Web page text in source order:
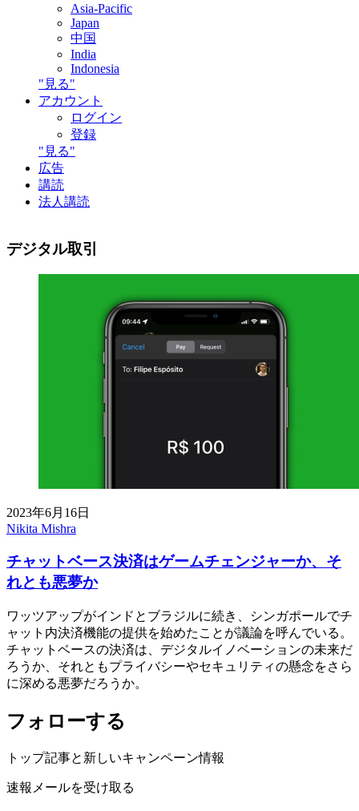
Asia-Pacific
Japan
中国
India
Indonesia
"見る"
アカウント
ログイン
登録
"見る"
広告
講読
法人講読
デジタル取引
2023年6月16日
Nikita Mishra
チャットベース決済はゲームチェンジャーか、そ
れとも悪夢か
ワッツアップがインドとブラジルに続き、シンガポールでチ
ャット内決済機能の提供を始めたことが議論を呼んでいる。
チャットベースの決済は、デジタルイノベーションの未来だ
ろうか、それともプライバシーやセキュリティの懸念をさら
に深める悪夢だろうか。
フォローする
トップ記事と新しいキャンペーン情報
速報メールを受け取る